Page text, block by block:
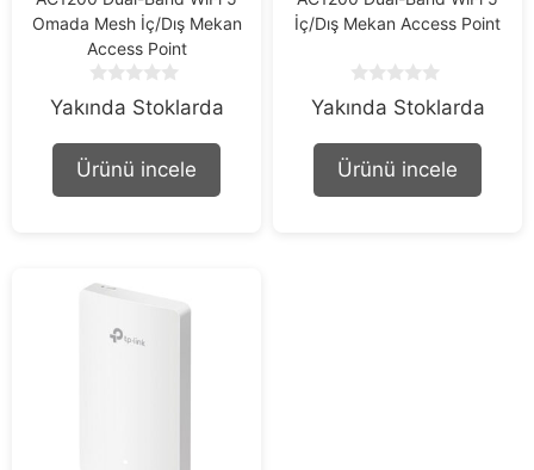
Omada Mesh İç/Dış Mekan
Access Point
o
o
f
Yakında Stoklarda
Ürünü incele
İç/Dış Mekan Access Point
o
o
f
Yakında Stoklarda
Ürünü incele